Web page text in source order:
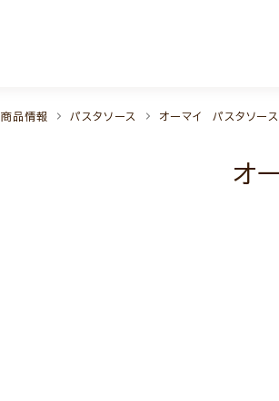
商品情報 パスタソース オーマイ パスタソース
オ